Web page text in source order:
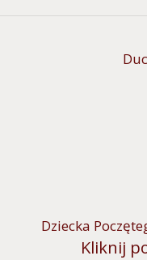
Dziecka
Kliknij